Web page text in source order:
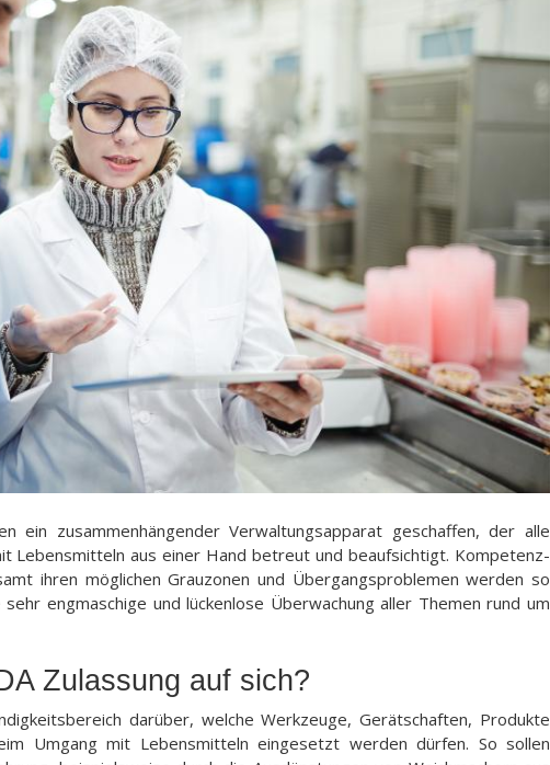
ein zusammenhängender Verwaltungsapparat geschaffen, der alle
Lebensmitteln aus einer Hand betreut und beaufsichtigt. Kompetenz-
ihren möglichen Grauzonen und Übergangsproblemen werden so
engmaschige und lückenlose Überwachung aller Themen rund um
Zulassung auf sich?
darüber, welche Werkzeuge, Gerätschaften, Produkte
Umgang mit Lebensmitteln eingesetzt werden dürfen. So sollen